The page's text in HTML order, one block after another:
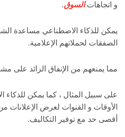
و اتجاهاتالسوق.
يمكن للذكاء الاصطناعي مساعدة
الصفقات لحملاتهم الإعلامية.
مما يمنعهم من الإنفاق الزائد على
على سبيل المثال ، كما يمكن للذكاء
الأوقات و القنوات لعرض الإعلانات
أقصى حد مع توفير التكاليف.